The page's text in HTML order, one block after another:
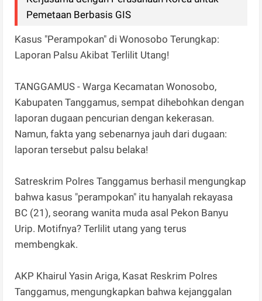
Pemetaan Berbasis GIS
Kasus "Perampokan" di Wonosobo Terungkap:
Laporan Palsu Akibat Terlilit Utang!
TANGGAMUS - Warga Kecamatan Wonosobo,
Kabupaten Tanggamus, sempat dihebohkan dengan
laporan dugaan pencurian dengan kekerasan.
Namun, fakta yang sebenarnya jauh dari dugaan:
laporan tersebut palsu belaka!
Satreskrim Polres Tanggamus berhasil mengungkap
bahwa kasus "perampokan" itu hanyalah rekayasa
BC (21), seorang wanita muda asal Pekon Banyu
Urip. Motifnya? Terlilit utang yang terus
membengkak.
AKP Khairul Yasin Ariga, Kasat Reskrim Polres
Tanggamus, mengungkapkan bahwa kejanggalan